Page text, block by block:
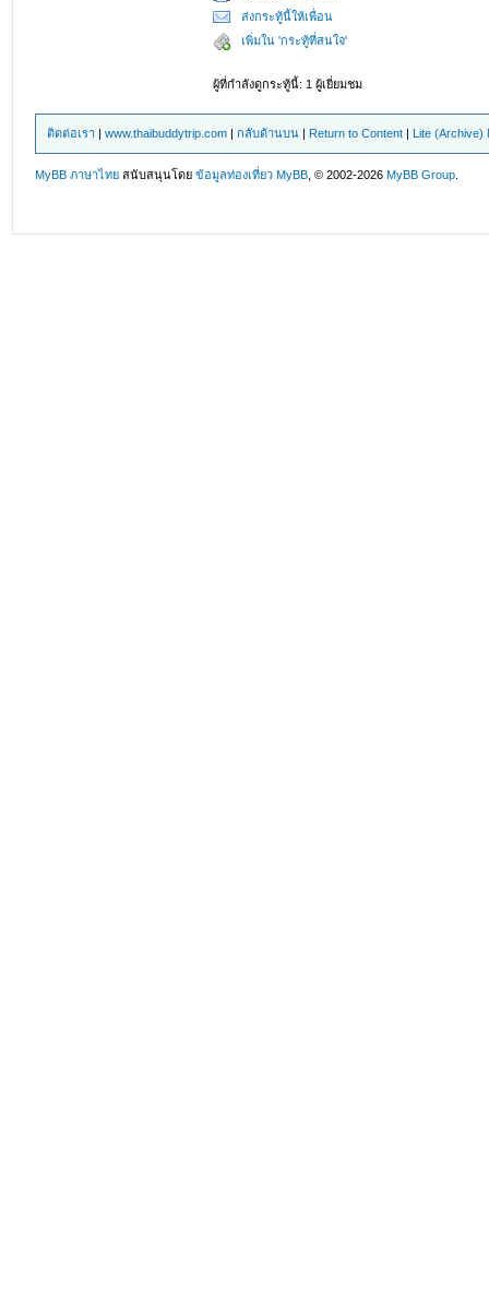
ส่งกระทู้นี้ให้เพื่อน
เพิ่มใน 'กระทู้ที่สนใจ'
ผู้ที่กำลังดูกระทู้นี้: 1 ผู้เยี่ยมชม
ติดต่อเรา |www.thaibuddytrip.com |กลับด้านบน | Return to Content | Lite (Archive)
MyBB ภาษาไทย สนับสนุนโดยข้อมูลท่องเที่ยว MyBB , © 2002-2026MyBB Group